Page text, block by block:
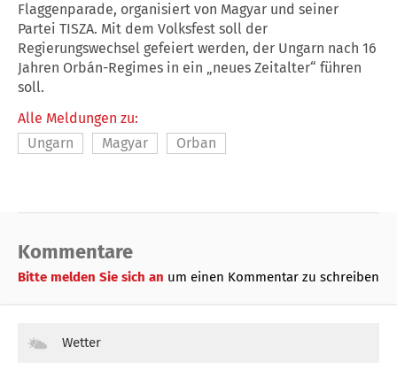
Flaggenparade, organisiert von Magyar und seiner
Partei TISZA. Mit dem Volksfest soll der
Regierungswechsel gefeiert werden, der Ungarn nach 16
Jahren Orbán-Regimes in ein „neues Zeitalter“ führen
soll.
Alle Meldungen zu:
Ungarn
Magyar Orban
Kommentare
Bitte melden Sie sich an um einen Kommentar zu schreiben
Wetter